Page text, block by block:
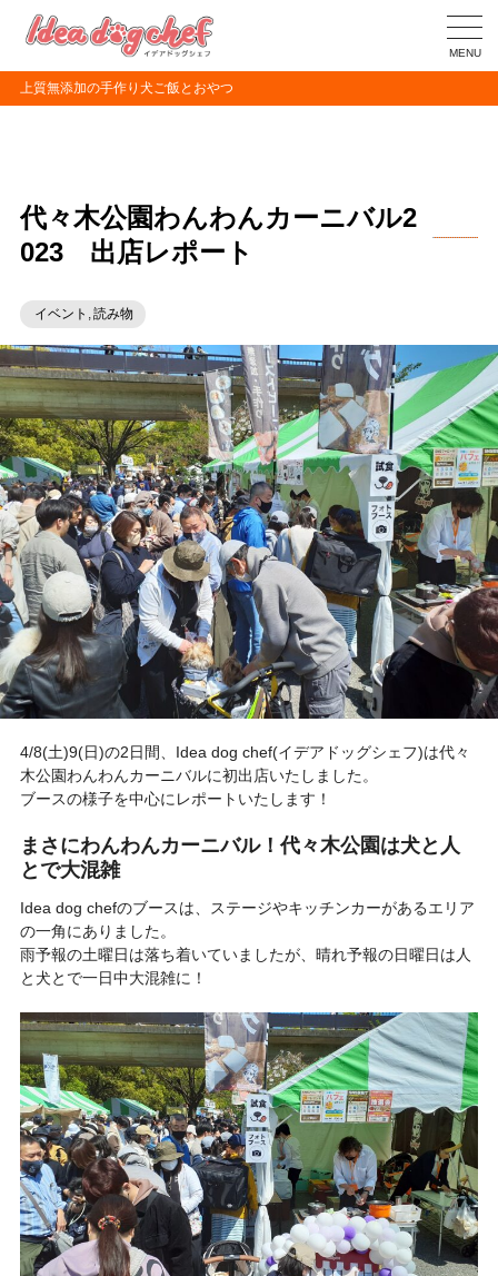
MENU
上質無添加の手作り犬ご飯とおやつ
代々木公園わんわんカーニバル2
023 出店レポート
イベント 読み物
4/8(土)9(日)の2日間、Idea dog chef(イデアドッグシェフ)は代々
木公園わんわんカーニバルに初出店いたしました。
ブースの様子を中心にレポートいたします！
まさにわんわんカーニバル！代々木公園は犬と人
とで大混雑
Idea dog chefのブースは、ステージやキッチンカーがあるエリア
の一角にありました。
雨予報の土曜日は落ち着いていましたが、晴れ予報の日曜日は人
と犬とで一日中大混雑に！